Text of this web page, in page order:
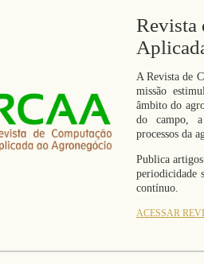
Revista
A Revista de
missão
âmbito do
do campo,
processos da
Publica
periodicidade
contínuo.
ACESSAR